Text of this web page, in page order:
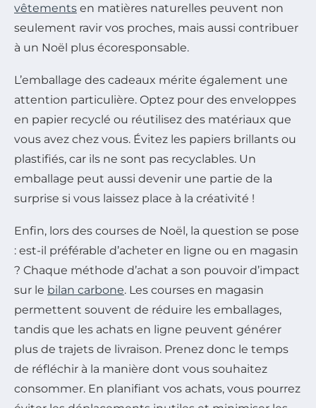
vêtements en matières naturelles peuvent non
seulement ravir vos proches, mais aussi contribuer
à un Noël plus écoresponsable.
L’emballage des cadeaux mérite également une
attention particulière. Optez pour des enveloppes
en papier recyclé ou réutilisez des matériaux que
vous avez chez vous. Évitez les papiers brillants ou
plastifiés, car ils ne sont pas recyclables. Un
emballage peut aussi devenir une partie de la
surprise si vous laissez place à la créativité !
Enfin, lors des courses de Noël, la question se pose
: est-il préférable d’acheter en ligne ou en magasin
? Chaque méthode d’achat a son pouvoir d’impact
sur le bilan carbone. Les courses en magasin
permettent souvent de réduire les emballages,
tandis que les achats en ligne peuvent générer
plus de trajets de livraison. Prenez donc le temps
de réfléchir à la manière dont vous souhaitez
consommer. En planifiant vos achats, vous pourrez